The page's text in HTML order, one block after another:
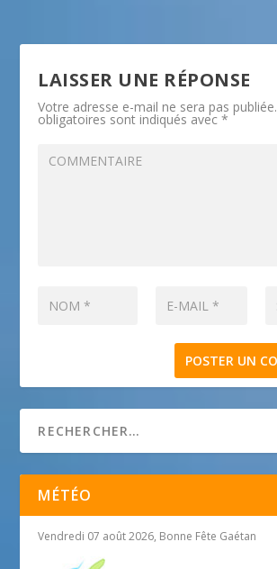
LAISSER UNE RÉPONSE
Votre adresse e-mail ne sera pas publiée.
obligatoires sont indiqués avec*
MÉTÉO
Vendredi 07 août 2026, Bonne Fête Gaétan